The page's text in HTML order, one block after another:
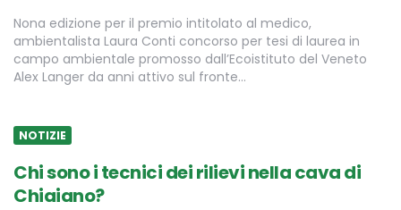
Nona edizione per il premio intitolato al medico,
ambientalista Laura Conti concorso per tesi di laurea in
campo ambientale promosso dall’Ecoistituto del Veneto
Alex Langer da anni attivo sul fronte…
NOTIZIE
Chi sono i tecnici dei rilievi nella cava di
Chiaiano?